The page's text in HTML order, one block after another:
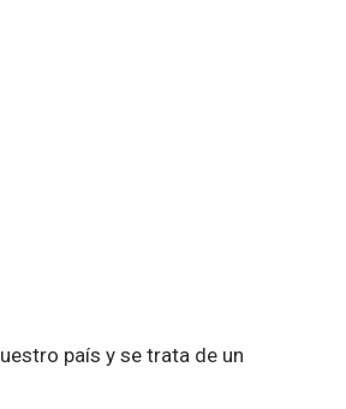
país y se trata de un